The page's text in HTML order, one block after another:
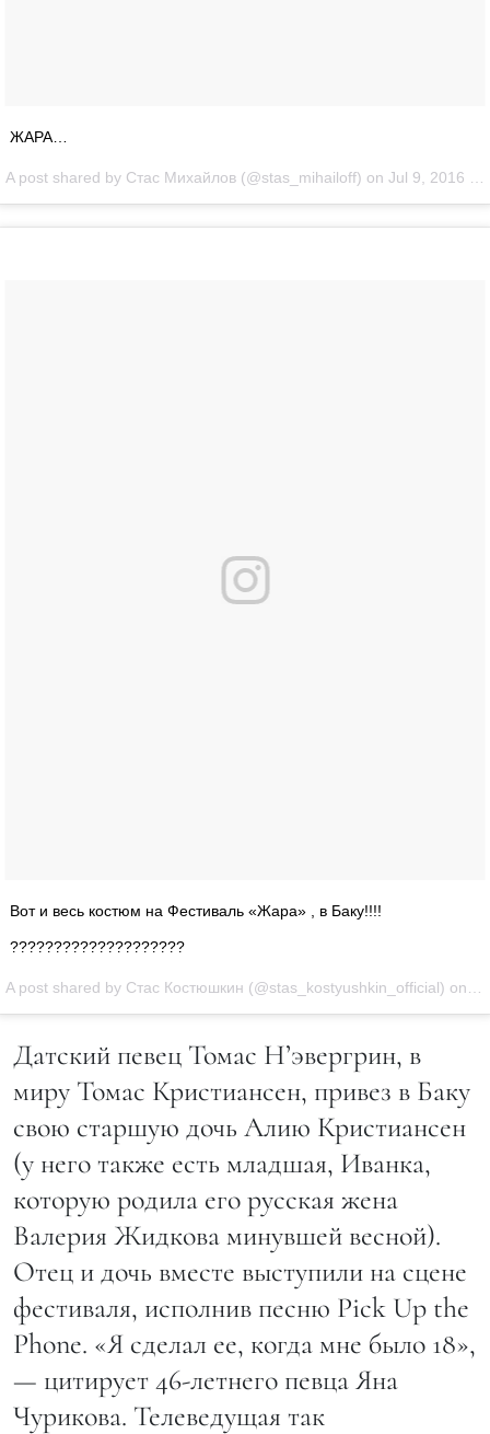
ЖАРА…
A post shared by Стас Михайлов (@stas_mihailoff) on Jul 9, 2016 at 10:25am PDT
Вот и весь костюм на Фестиваль «Жара» , в Баку!!!!
????????????????????
Датский певец Томас Н’эвергрин, в
миру Томас Кристиансен, привез в Баку
свою старшую дочь Алию Кристиансен
(у него также есть младшая, Иванка,
которую родила его русская жена
Валерия Жидкова минувшей весной).
Отец и дочь вместе выступили на сцене
фестиваля, исполнив песню Pick Up the
Phone. «Я сделал ее, когда мне было 18»,
— цитирует 46-летнего певца Яна
Чурикова. Телеведущая так